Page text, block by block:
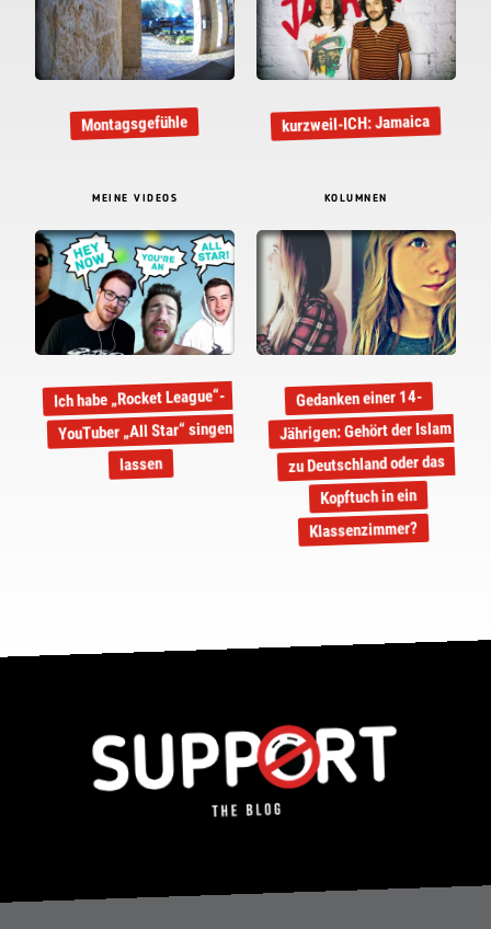
Montagsgefühle kurzweil-ICH: Jamaica
MEINE VIDEOS
Ich habe „Rocket League“-
YouTuber „All Star“ singen
lassen
KOLUMNEN
Gedanken einer 14-
Jährigen: Gehört der Islam
zu Deutschland oder das
Kopftuch in ein
Klassenzimmer?